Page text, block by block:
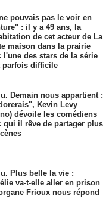
pouvais pas le voir en
: il y a 49 ans, la
de cet acteur de La
maison dans la prairie
l'une des stars de la série
parfois difficile
Demain nous appartient :
Kevin Levy
dévoile les comédiens
qui il rêve de partager plus
Plus belle la vie :
va-t-elle aller en prison
Frioux nous répond